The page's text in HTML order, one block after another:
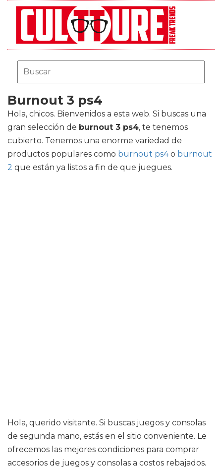
Burnout 3 ps4
Hola, chicos. Bienvenidos a esta web. Si buscas una
gran selección de burnout 3 ps4, te tenemos
cubierto. Tenemos una enorme variedad de
productos populares como burnout ps4o burnout
2 que están ya listos a fin de que juegues.
Hola, querido visitante. Si buscas juegos y consolas
de segunda mano, estás en el sitio conveniente. Le
ofrecemos las mejores condiciones para comprar
accesorios de juegos y consolas a costos rebajados.